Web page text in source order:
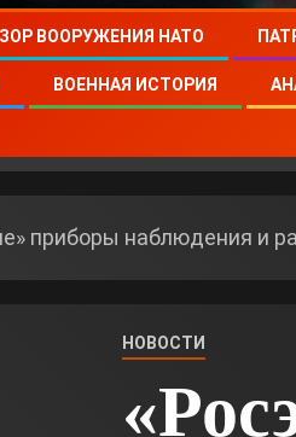
ВООРУЖЕНИЯ НАТО
ВОЕННАЯ ИСТОРИЯ
приборы наблюдения и
НОВОСТИ